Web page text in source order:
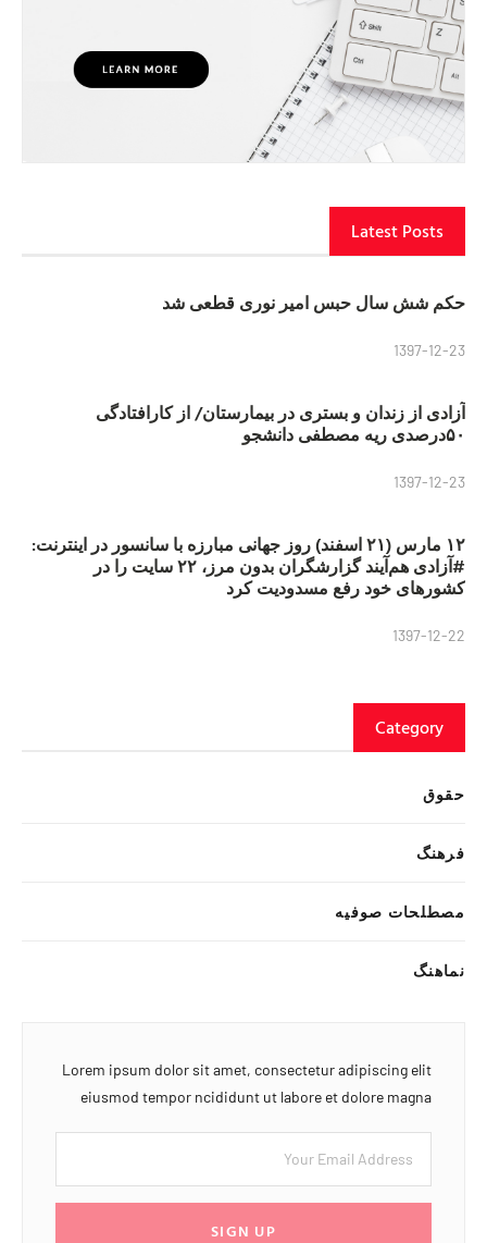
Latest Posts
حکم شش سال حبس امیر نوری قطعی شد
1397-12-23
آزادی از زندان و بستری در بیمارستان/ از کارافتادگی
۵۰درصدی ریه مصطفی دانشجو
1397-12-23
۱۲ مارس (۲۱ اسفند) روز جهانی مبارزه با سانسور در اینترنت:
#آزادی هم‌آیند گزارشگران‌ بدون مرز، ۲۲ سایت را در
کشورهای خود رفع مسدودیت کرد
1397-12-22
Category
حقوق
فرهنگ
مصطلحات صوفیه
نماهنگ
Lorem ipsum dolor sit amet, consectetur adipiscing elit
eiusmod tempor ncididunt ut labore et dolore magna
SIGN UP